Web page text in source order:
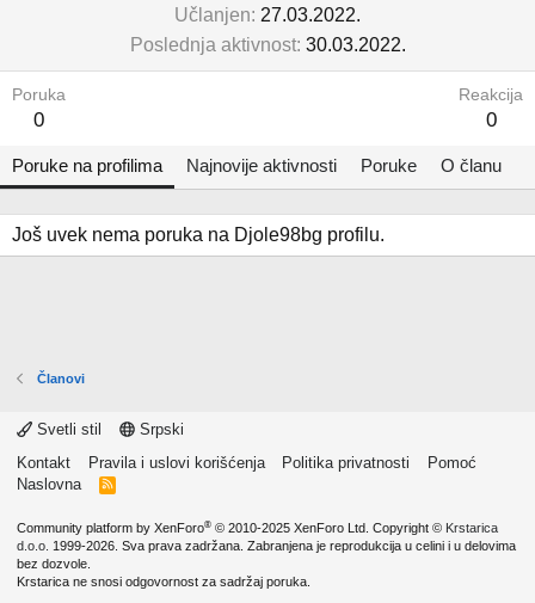
Učlanjen 27.03.2022.
Poslednja aktivnost 30.03.2022.
Poruka
0
Reakcija
0
Poruke na profilima Najnovije aktivnosti Poruke O članu
Još uvek nema poruka na Djole98bg profilu.
Članovi
Svetli stil
Srpski
Kontakt
Pravila i uslovi korišćenja Politika privatnosti
Pomoć
Naslovna
R
Community platform by XenForo® © 2010-2025 XenForo Ltd. Copyright © Krstarica
d.o.o. 1999-2026. Sva prava zadržana. Zabranjena je reprodukcija u celini i u delovima
bez dozvole.
Krstarica ne snosi odgovornost za sadržaj poruka.